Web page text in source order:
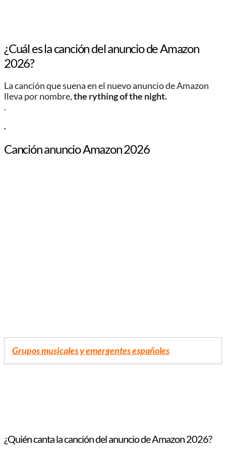
¿Cuál es la canción del anuncio de Amazon
2026?
La canción que suena en el nuevo anuncio de Amazon
lleva por nombre,the rything of the night.
.
.
Canción anuncio Amazon 2026
Grupos musicales y emergentes españoles
¿Quién canta la canción del anuncio de Amazon 2026?